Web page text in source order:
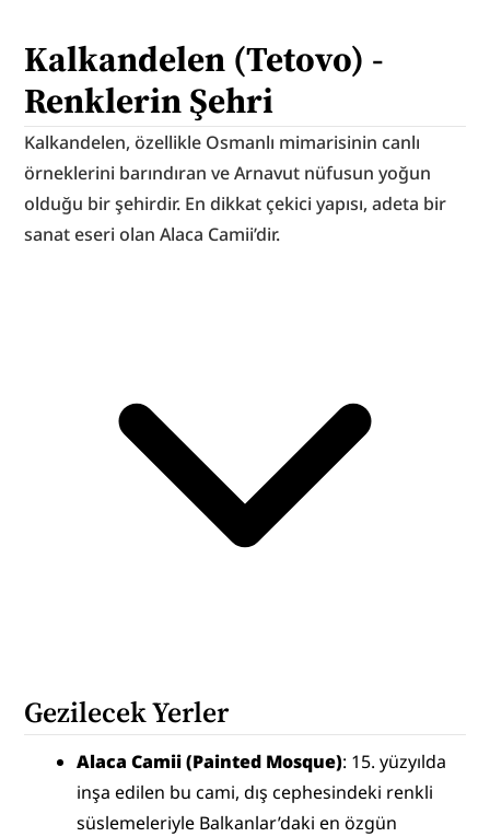
Kalkandelen (Tetovo) -
Renklerin Şehri
Kalkandelen, özellikle Osmanlı mimarisinin canlı
örneklerini barındıran ve Arnavut nüfusun yoğun
olduğu bir şehirdir. En dikkat çekici yapısı, adeta bir
sanat eseri olan Alaca Camii’dir.
Gezilecek Yerler
Alaca Camii (Painted Mosque): 15. yüzyılda
inşa edilen bu cami, dış cephesindeki renkli
süslemeleriyle Balkanlar’daki en özgün